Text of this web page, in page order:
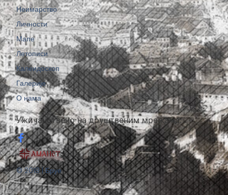
Ужичанствено на друштвеним мрежама:
© 2018 | Бруе
Неимарство
Личности
Мапе
Летописи
Калеидоскоп
Галерије
О нама